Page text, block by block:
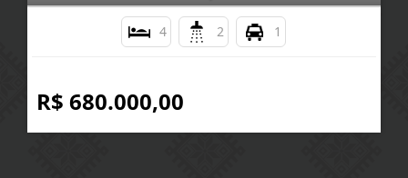
4 2 1
R$ 680.000,00